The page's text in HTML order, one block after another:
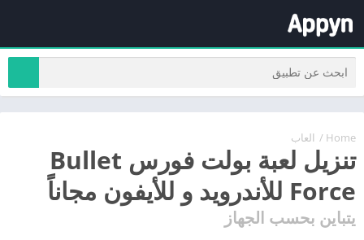
Home
/ العاب
تنزيل لعبة بولت فورس Bullet
Force للأندرويد و للأيفون مجاناً
يتباين بحسب الجهاز